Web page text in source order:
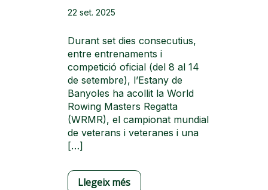
22 set. 2025
Durant set dies consecutius,
entre entrenaments i
competició oficial (del 8 al 14
de setembre), l’Estany de
Banyoles ha acollit la World
Rowing Masters Regatta
(WRMR), el campionat mundial
de veterans i veteranes i una
[…]
Llegeix més